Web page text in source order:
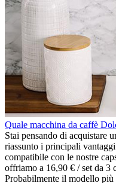
Quale macchina da caffè
Stai pensando di acquistare
riassunto i principali
compatibile con le nostre
offriamo a 16,90 € / set da
Probabilmente il modello